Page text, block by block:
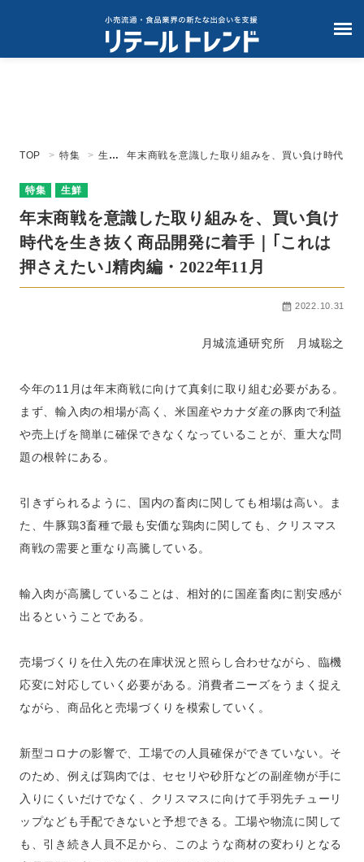
TOP 特集 生鮮
年末商戦を意識した取り組みを、買い負け時代
特集 生鮮
年末商戦を意識した取り組みを、買い負け
時代を生き抜く商品開発に着手｜｢これは
押さえたい｣精肉編・2022年11月
2022.10.31
月城流通研究所 月城聡之
今年の11月は年末商戦に向けて真剣に取り組む必要がある。
まず、輸入肉の相場が高く、米国産やカナダ産の豚肉で利益
や売上げを簡単に確保できなくなっていることが、重大な問
題の根幹にある。
引きずられるように、国内の畜肉に関しても相場は高い。ま
た、牛豚鶏3畜種で最も安価な鶏肉に関しても、クリスマス
商戦の需要と重なり高騰している。
輸入肉が高騰していることは、相対的に国産畜肉に割安感が
出るということである。
売場づくりを仕入先の在庫状況と照らし合わせながら、臨機
応変に対応していく必要がある。消費者ニーズをうまく捉え
ながら、商品化と売場づくりを模索していく。
新型コロナの影響で、工場での人員確保ができていない。そ
のため、例えば鶏肉では、セセリや砂肝などの副産物が手に
入りにくいだけでなく、クリスマスに向けて手羽先チューリ
ップなども手配できないと予想できる。工場や物流に関して
も、引き続き人員不足から、このような商材の変わりとなる